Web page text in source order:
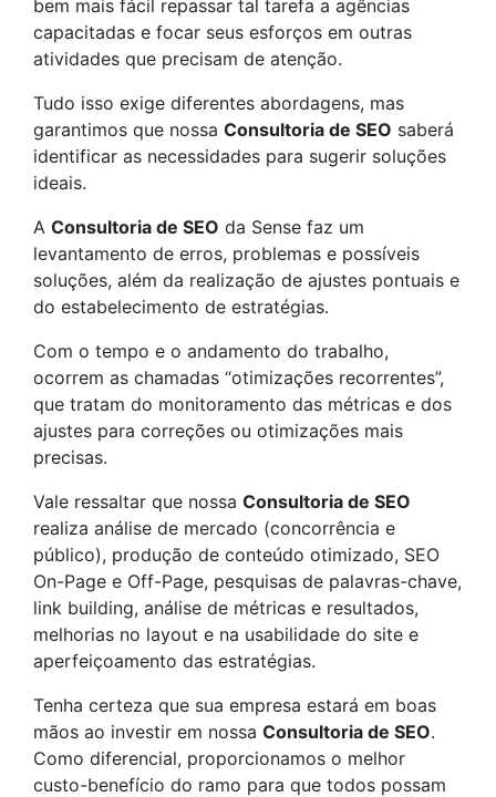
bem mais fácil repassar tal tarefa a agências
capacitadas e focar seus esforços em outras
atividades que precisam de atenção.
Tudo isso exige diferentes abordagens, mas
garantimos que nossa Consultoria de SEO saberá
identificar as necessidades para sugerir soluções
ideais.
A Consultoria de SEO da Sense faz um
levantamento de erros, problemas e possíveis
soluções, além da realização de ajustes pontuais e
do estabelecimento de estratégias.
Com o tempo e o andamento do trabalho,
ocorrem as chamadas “otimizações recorrentes”,
que tratam do monitoramento das métricas e dos
ajustes para correções ou otimizações mais
precisas.
Vale ressaltar que nossa Consultoria de SEO
realiza análise de mercado (concorrência e
público), produção de conteúdo otimizado, SEO
On-Page e Off-Page, pesquisas de palavras-chave,
link building, análise de métricas e resultados,
melhorias no layout e na usabilidade do site e
aperfeiçoamento das estratégias.
Tenha certeza que sua empresa estará em boas
mãos ao investir em nossa Consultoria de SEO.
Como diferencial, proporcionamos o melhor
custo-benefício do ramo para que todos possam